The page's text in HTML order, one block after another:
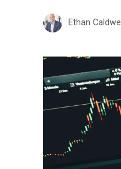
Ethan Caldwell